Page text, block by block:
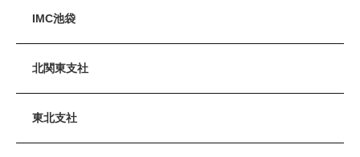
IMC池袋
北関東支社
東北支社